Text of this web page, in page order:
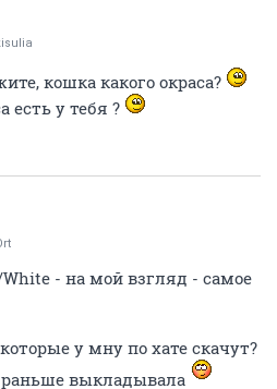
кошка какого окраса?
есть у тебя ?
- на мой взгляд - самое
у мну по хате скачут?
раньше выкладывала